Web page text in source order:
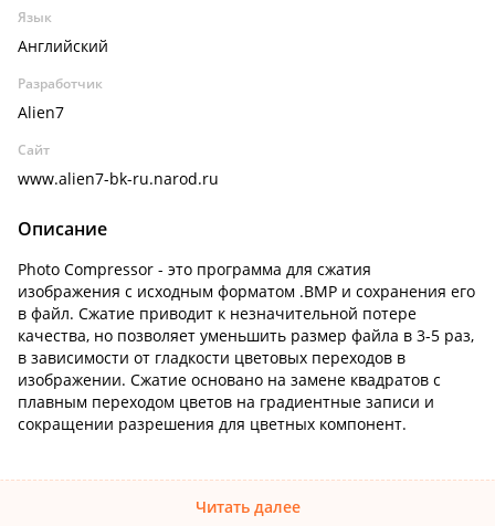
Язык
Английский
Разработчик
Alien7
Сайт
www.alien7-bk-ru.narod.ru
Описание
Photo Compressor - это программа для сжатия
изображения с исходным форматом .BMP и сохранения его
в файл. Сжатие приводит к незначительной потере
качества, но позволяет уменьшить размер файла в 3-5 раз,
в зависимости от гладкости цветовых переходов в
изображении. Сжатие основано на замене квадратов с
плавным переходом цветов на градиентные записи и
сокращении разрешения для цветных компонент.
Читать далее